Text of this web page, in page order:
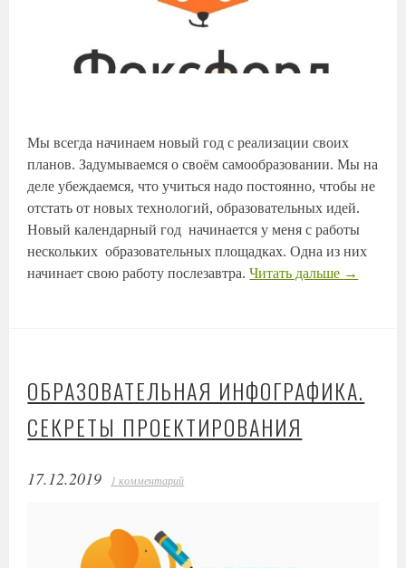
Мы всегда начинаем новый год с реализации своих
планов. Задумываемся о своём самообразовании. Мы на
деле убеждаемся, что учиться надо постоянно, чтобы не
отстать от новых технологий, образовательных идей.
Новый календарный год начинается у меня с работы
нескольких образовательных площадках. Одна из них
начинает свою работу послезавтра.Читать дальше →
ОБРАЗОВАТЕЛЬНАЯ ИНФОГРАФИКА.
СЕКРЕТЫ ПРОЕКТИРОВАНИЯ
17.12.2019 1 комментарий